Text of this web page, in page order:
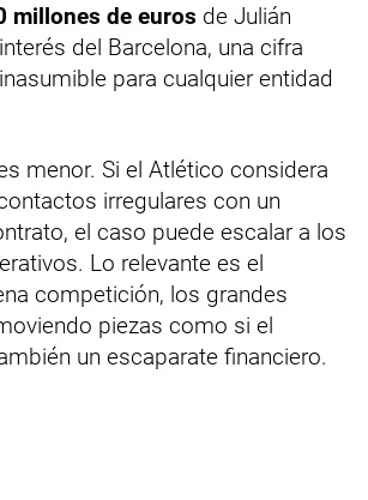
millones de euros de Julián
del Barcelona, una cifra
para cualquier entidad
menor. Si el Atlético considera
irregulares con un
el caso puede escalar a los
Lo relevante es el
competición, los grandes
piezas como si el
un escaparate financiero.